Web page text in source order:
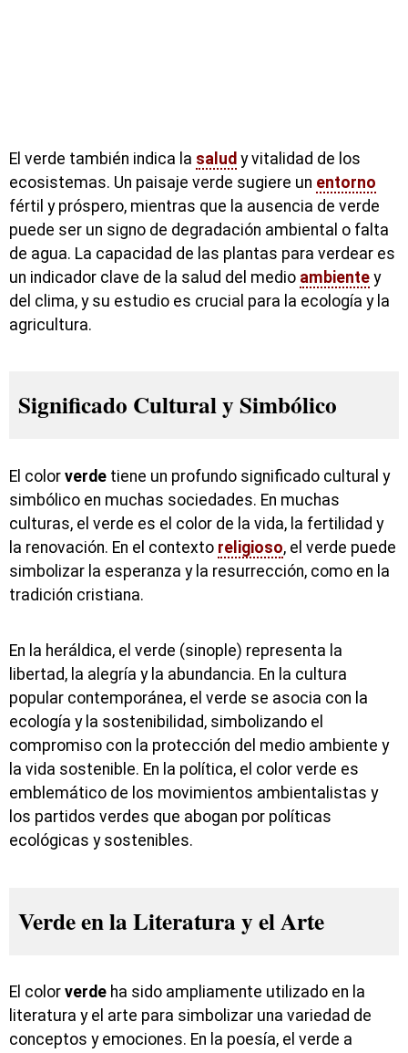
El verde también indica la salud y vitalidad de los
ecosistemas. Un paisaje verde sugiere un entorno
fértil y próspero, mientras que la ausencia de verde
puede ser un signo de degradación ambiental o falta
de agua. La capacidad de las plantas para verdear es
un indicador clave de la salud del medio ambiente y
del clima, y su estudio es crucial para la ecología y la
agricultura.
Significado Cultural y Simbólico
El color verde tiene un profundo significado cultural y
simbólico en muchas sociedades. En muchas
culturas, el verde es el color de la vida, la fertilidad y
la renovación. En el contexto religioso, el verde puede
simbolizar la esperanza y la resurrección, como en la
tradición cristiana.
En la heráldica, el verde (sinople) representa la
libertad, la alegría y la abundancia. En la cultura
popular contemporánea, el verde se asocia con la
ecología y la sostenibilidad, simbolizando el
compromiso con la protección del medio ambiente y
la vida sostenible. En la política, el color verde es
emblemático de los movimientos ambientalistas y
los partidos verdes que abogan por políticas
ecológicas y sostenibles.
Verde en la Literatura y el Arte
El color verde ha sido ampliamente utilizado en la
literatura y el arte para simbolizar una variedad de
conceptos y emociones. En la poesía, el verde a